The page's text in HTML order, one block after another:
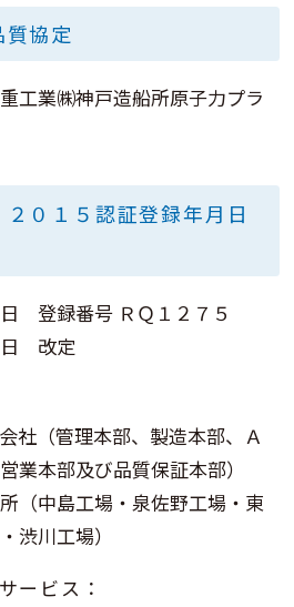
協定
工業㈱神戸造船所原子力プラ
０１５認証登録年月日
登録番号 ＲＱ１２７５
改定
社（管理本部、製造本部、Ａ
業本部及び品質保証本部）
（中島工場・泉佐野工場・東
渋川工場）
ービス：